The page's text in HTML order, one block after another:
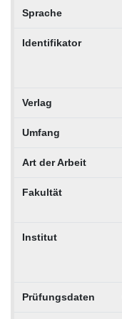
Sprache
Identifikator
Verlag
Umfang
Art der Arbeit
Fakultät
Institut
Prüfungsdaten